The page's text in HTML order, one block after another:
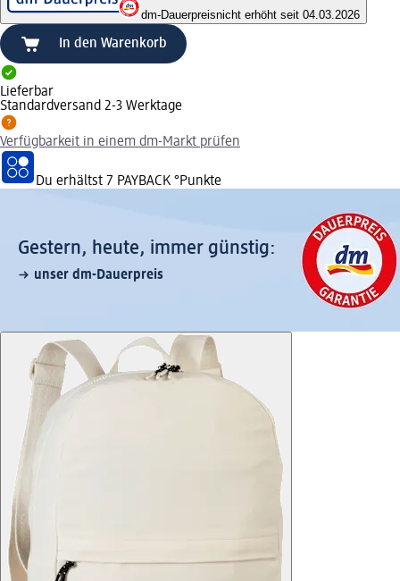
dm-Dauerpreisnicht erhöht seit 04.03.2026
In den Warenkorb
Lieferbar
Standardversand 2-3 Werktage
Verfügbarkeit in einem dm-Markt prüfen
Du erhältst 7 PAYBACK °Punkte
Gestern, heute, immer günstig:
unser dm-Dauerpreis